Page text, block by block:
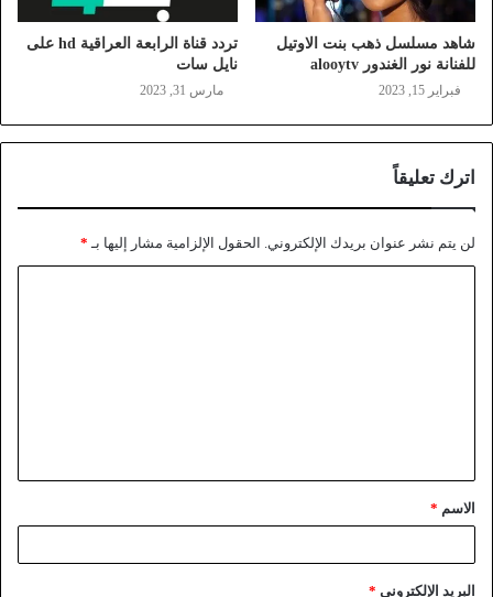
شاهد مسلسل ذهب بنت الاوتيل
للفنانة نور الغندور alooytv
فبراير 15, 2023
تردد قناة الرابعة العراقية hd على
نايل سات
مارس 31, 2023
اترك تعليقاً
لن يتم نشر عنوان بريدك الإلكتروني. الحقول الإلزامية مشار إليها بـ *
الاسم *
البريد الإلكتروني *